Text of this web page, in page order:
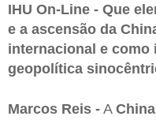
IHU On-Line - Que
e a ascensão da
internacional e como
geopolítica
Marcos Reis - A China